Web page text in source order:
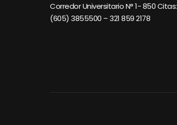
Corredor Universitario N° 1- 850 Citas:
(605) 3855500 – 321 859 2178